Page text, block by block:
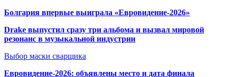
Болгария впервые выиграла «Евровидение-2026»
Drake выпустил сразу три альбома и вызвал мировой
резонанс в музыкальной индустрии
Выбор маски сварщика
Евровидение-2026: объявлены место и дата финала